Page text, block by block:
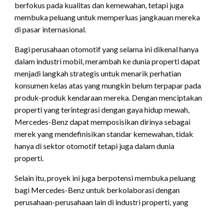
berfokus pada kualitas dan kemewahan, tetapi juga
membuka peluang untuk memperluas jangkauan mereka
di pasar internasional.
Bagi perusahaan otomotif yang selama ini dikenal hanya
dalam industri mobil, merambah ke dunia properti dapat
menjadi langkah strategis untuk menarik perhatian
konsumen kelas atas yang mungkin belum terpapar pada
produk-produk kendaraan mereka. Dengan menciptakan
properti yang terintegrasi dengan gaya hidup mewah,
Mercedes-Benz dapat memposisikan dirinya sebagai
merek yang mendefinisikan standar kemewahan, tidak
hanya di sektor otomotif tetapi juga dalam dunia
properti.
Selain itu, proyek ini juga berpotensi membuka peluang
bagi Mercedes-Benz untuk berkolaborasi dengan
perusahaan-perusahaan lain di industri properti, yang